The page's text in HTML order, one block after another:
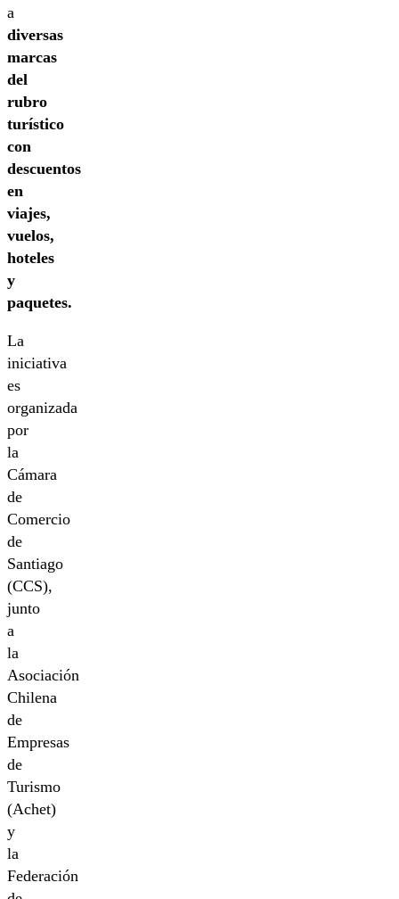
a
diversas
marcas
del
rubro
turístico
con
descuentos
en
viajes,
vuelos,
hoteles
y
paquetes.
La
iniciativa
es
organizada
por
la
Cámara
de
Comercio
de
Santiago
(CCS),
junto
a
la
Asociación
Chilena
de
Empresas
de
Turismo
(Achet)
y
la
Federación